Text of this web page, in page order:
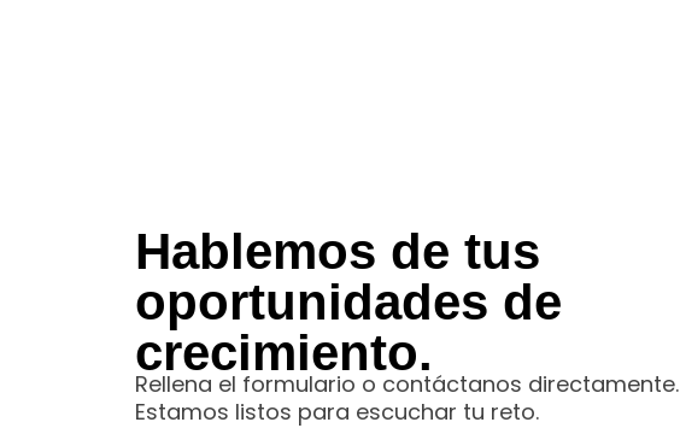
Hablemos de tus
oportunidades de
crecimiento.
Rellena el formulario o contáctanos directamente.
Estamos listos para escuchar tu reto.